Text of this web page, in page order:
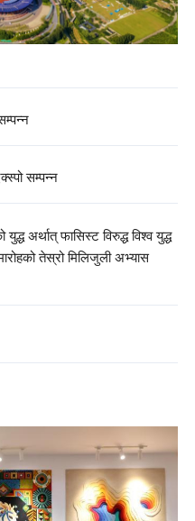
सम्पन्न
अर्थात् फासिस्ट विरुद्ध विश्व युद्ध
तेस्रो मिलिजुली अभ्यास